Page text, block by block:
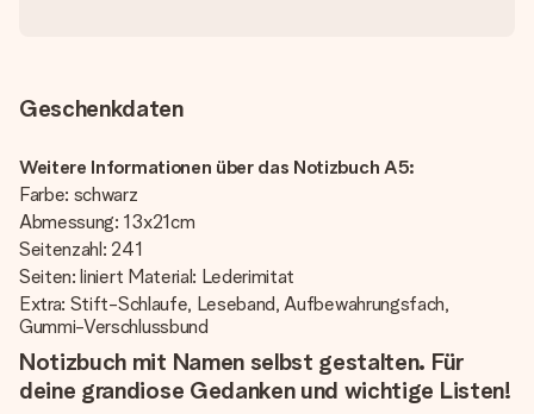
Geschenkdaten
Weitere Informationen über das Notizbuch A5:
Farbe: schwarz
Abmessung: 13x21cm
Seitenzahl: 241
Seiten: liniert Material: Lederimitat
Extra: Stift-Schlaufe, Leseband, Aufbewahrungsfach,
Gummi-Verschlussbund
Notizbuch mit Namen selbst gestalten. Für
deine grandiose Gedanken und wichtige Listen!